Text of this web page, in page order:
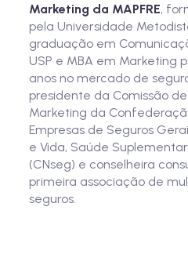
Marketing da MAPFRE,
pela Universidade
graduação em
USP e MBA em Marketing
anos no mercado de
presidente da Comissão
Marketing da
Empresas de Seguros
e Vida, Saúde
(CNseg) e conselheira
primeira associação de
seguros.